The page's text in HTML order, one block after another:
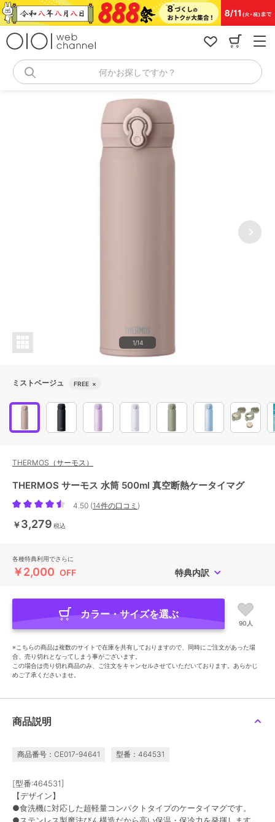
コ
ン
何かお探しですか？
1/14
ミストベージュ FREE ×
THERMOS（サーモス）
THERMOS サーモス 水筒 500ml 真空断熱ケータイマグ
4.50 (14件の口コミ )
￥3,279 税込
各種特典利用でさらに
￥2,000 OFF 特典内訳
カラー・サイズを選ぶ
90人
※こちらの商品は複数のサイトで在庫を共有しておりますので、同時にご注文があった場
合、売り切れとなってしまう事がございます。
この場合は売り切れ商品のみ、ご注文をキャンセルさせていただいております。あらかじ
めご了承くださいませ。
商品説明
商品番号：CE017-94641 型番：464531
[型番:464531]
【デザイン】
●食洗機に対応した超軽量コンパクトタイプのケータイマグです。